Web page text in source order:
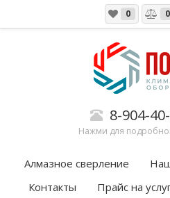
0 0
8-904-
Нажми для
Алмазное сверление
Контакты
Прайс на